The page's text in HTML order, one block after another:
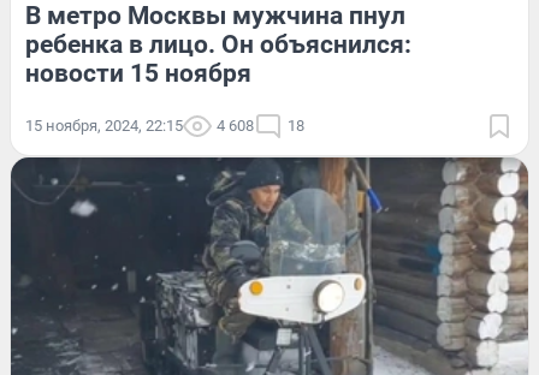
В метро Москвы мужчина пнул
ребенка в лицо. Он объяснился:
новости 15 ноября
15 ноября, 2024, 22:15 4 608 18